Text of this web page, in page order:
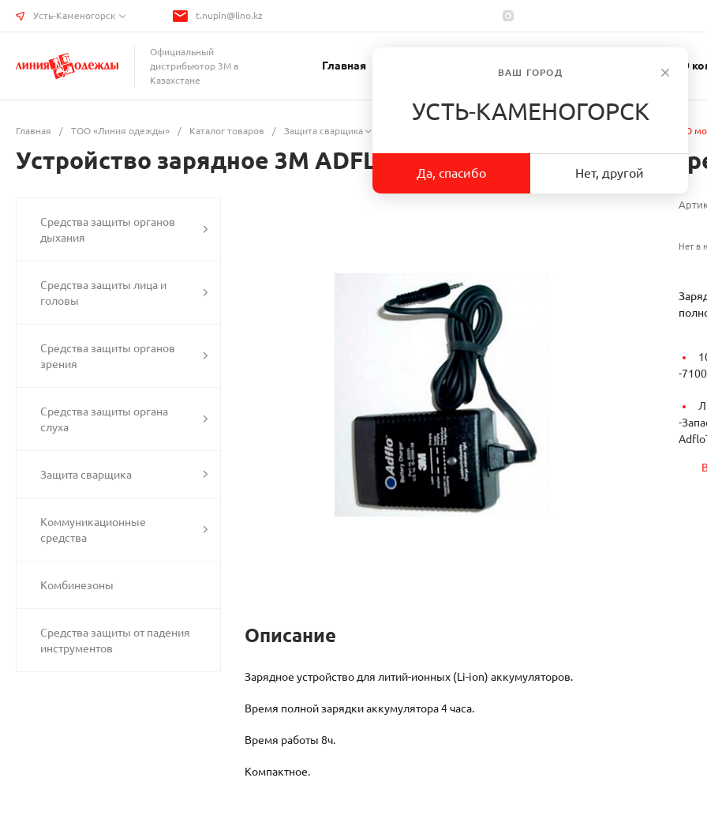
Усть-Каменогорск
ВАШ ГОРОД
УСТЬ-КАМЕНОГОРСК
Да, спасибо Нет, другой
t.nupin@lino.kz
Официальный
дистрибьютор 3М в
Казахстане
Главная О
Главная / ТОО «Линия одежды» / Каталог товаров / Защита сварщика Устройство зарядное 3M ADFLO
Устройство зарядное 3M ADFLO модель 833111 для
Средства защиты органов
дыхания
Средства защиты лица и
головы
Средства защиты органов
зрения
Средства защиты органа
слуха
Защита сварщика
Коммуникационные
средства
Комбинезоны
Средства защиты от падения
инструментов
Нет в
-
-
Описание
Зарядное устройство для литий-ионных (Li-ion) аккумуляторов.
Время полной зарядки аккумулятора 4 часа.
Время работы 8ч.
Компактное.